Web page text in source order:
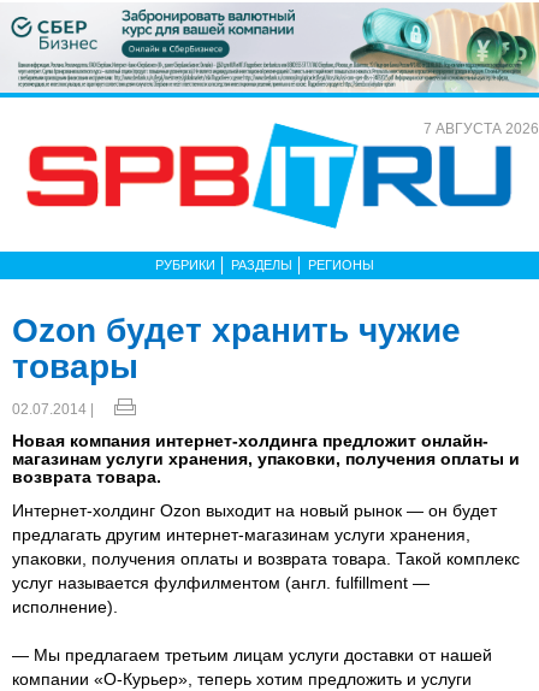
7 АВГУСТА 2026
РУБРИКИ РАЗДЕЛЫ РЕГИОНЫ
Ozon будет хранить чужие
товары
02.07.2014 |
Новая компания интернет-холдинга предложит онлайн-
магазинам услуги хранения, упаковки, получения оплаты и
возврата товара.
Интернет-холдинг Ozon выходит на новый рынок — он будет
предлагать другим интернет-магазинам услуги хранения,
упаковки, получения оплаты и возврата товара. Такой комплекс
услуг называется фулфилментом (англ. fulfillment —
исполнение).
— Мы предлагаем третьим лицам услуги доставки от нашей
компании «О-Курьер», теперь хотим предложить и услуги